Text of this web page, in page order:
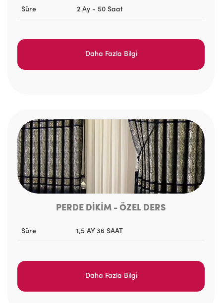
Süre 2 Ay - 50 Saat
Daha Fazla Bilgi
PERDE DİKİM - ÖZEL DERS
Süre 1,5 AY 36 SAAT
Daha Fazla Bilgi